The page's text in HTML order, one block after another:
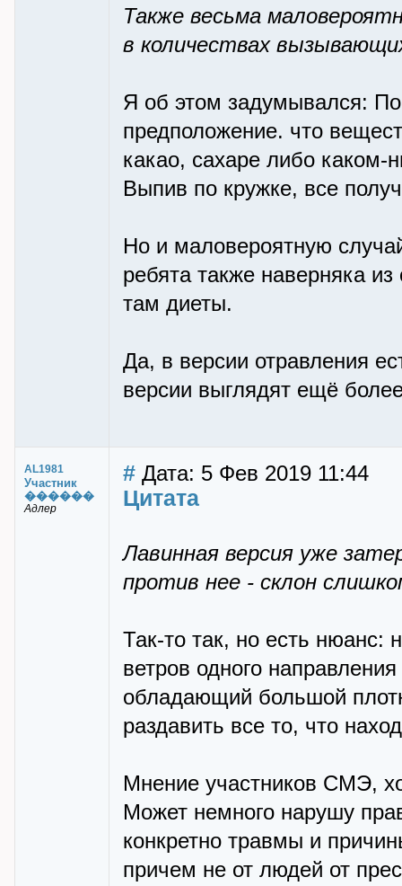
Также весьма
в количествах
Я об этом задумывался:
предположение. что
какао, сахаре либо каком-
Выпив по кружке, все
Но и маловероятную
ребята также наверняка
там диеты.
Да, в версии отравления
версии выглядят ещё
AL1981
Участник
������
Адлер
# Дата: 5 Фев 2019 11:44
Цитата
Лавинная версия уже
против нее - склон
Так-то так, но есть нюанс:
ветров одного
обладающий большой
раздавить все то, что
Мнение участников СМЭ,
Может немного нарушу
конкретно травмы и
причем не от людей от